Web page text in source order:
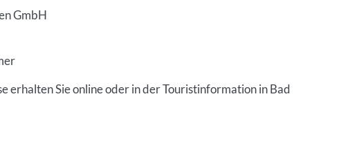
GmbH
erhalten Sie online oder in der Touristinformation in Bad